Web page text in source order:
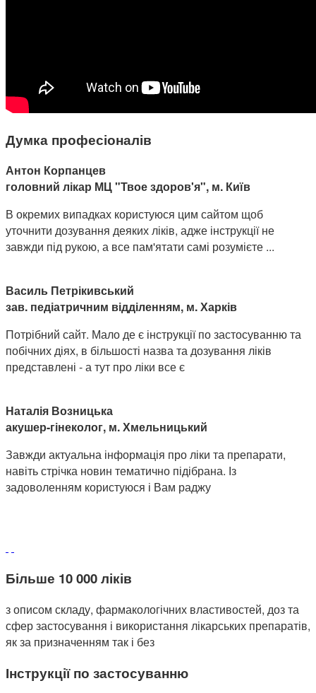
Думка професіоналів
Антон Корпанцев
головний лікар МЦ "Твое здоров'я", м. Київ
В окремих випадках користуюся цим сайтом щоб
уточнити дозування деяких ліків, адже інструкції не
завжди під рукою, а все пам'ятати самі розумієте ...
Василь Петрікивський
зав. педіатричним відділенням, м. Харків
Потрібний сайт. Мало де є інструкції по застосуванню та
побічних діях, в більшості назва та дозування ліків
представлені - а тут про ліки все є
Наталія Возницька
акушер-гінеколог, м. Хмельницький
Завжди актуальна інформація про ліки та препарати,
навіть стрічка новин тематично підібрана. Із
задоволенням користуюся і Вам раджу
Більше 10 000 ліків
з описом складу, фармакологічних властивостей, доз та
сфер застосування і використання лікарських препаратів,
як за призначенням так і без
Інструкції по застосуванню